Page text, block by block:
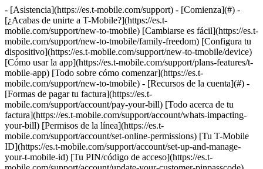
- [Asistencia](https://es.t-mobile.com/support) - [Comienza](#) -
[¿Acabas de unirte a T-Mobile?](https://es.t-
mobile.com/support/new-to-tmobile) [Cambiarse es fácil](https://es.t-
mobile.com/support/new-to-tmobile/family-freedom) [Configura tu
dispositivo](https://es.t-mobile.com/support/new-to-tmobile/device)
[Cómo usar la app](https://es.t-mobile.com/support/plans-features/t-
mobile-app) [Todo sobre cómo comenzar](https://es.t-
mobile.com/support/new-to-tmobile) - [Recursos de la cuenta](#) -
[Formas de pagar tu factura](https://es.t-
mobile.com/support/account/pay-your-bill) [Todo acerca de tu
factura](https://es.t-mobile.com/support/account/whats-impacting-
your-bill) [Permisos de la línea](https://es.t-
mobile.com/support/account/set-online-permissions) [Tu T-Mobile
ID](https://es.t-mobile.com/support/account/set-up-and-manage-
your-t-mobile-id) [Tu PIN/código de acceso](https://es.t-